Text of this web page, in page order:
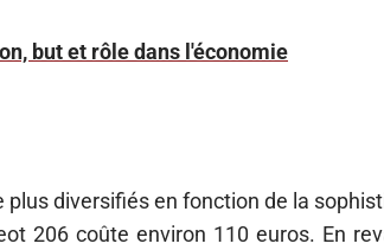
but et rôle dans l'économie
plus diversifiés en fonction de la
206 coûte environ 110 euros. En